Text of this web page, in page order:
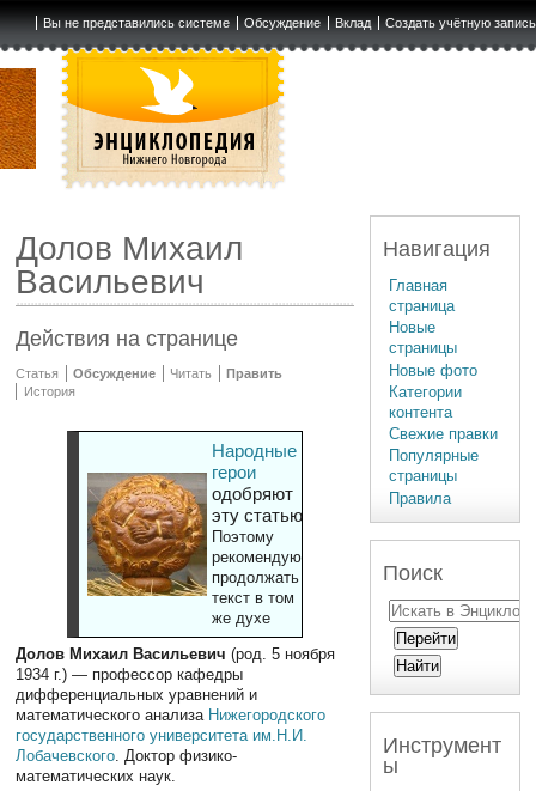
Вы не представились системе Обсуждение Вклад Создать учётную запись
Долов Михаил
Васильевич
Действия на странице
Статья Обсуждение Читать
Править
История
Народные
герои
одобряют
эту статью
Поэтому
рекомендуют
продолжать
текст в том
же духе
Долов Михаил Васильевич (род. 5 ноября
1934 г.) — профессор кафедры
дифференциальных уравнений и
математического анализа Нижегородского
государственного университета им.Н.И.
Лобачевского. Доктор физико-
математических наук.
Навигация
Главная
страница
Новые
страницы
Новые фото
Категории
контента
Свежие правки
Популярные
страницы
Правила
Поиск
Инструмент
ы